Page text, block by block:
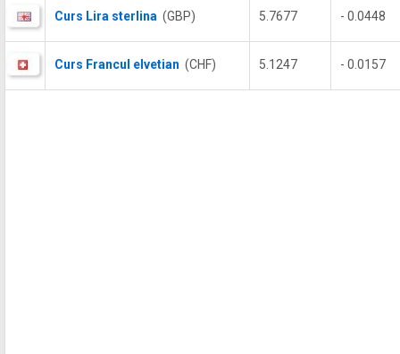
Curs Lira sterlina (GBP) 5.7677 - 0.0448
Curs Francul elvetian (CHF) 5.1247 - 0.0157